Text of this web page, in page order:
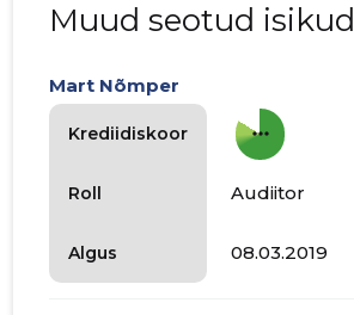
Muud seotud isikud
Krediidiskoor
Roll
Algus
Mart Nõmper
more_horiz
Audiitor
08.03.2019